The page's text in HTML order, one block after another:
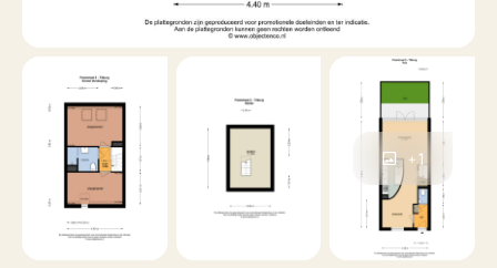
Bouwjaar: 1905 met prachtige ornamentengevel en
glas-in-lood
Energielabel: C (geldig tot 31-10-2035)
Extra’s: Ruime kelder (1.89m hoog) en bergzolder met
vlizotrap
+1